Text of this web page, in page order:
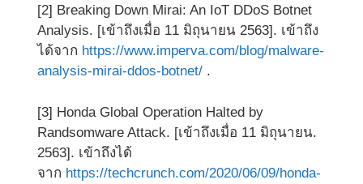
[2] Breaking Down Mirai: An IoT DDoS Botnet
Analysis. [เข้าถึงเมื่อ 11 มิถุนายน 2563]. เข้าถึง
ได้จาก https://www.imperva.com/blog/malware-
analysis-mirai-ddos-botnet/.
[3] Honda Global Operation Halted by
Randsomware Attack. [เข้าถึงเมื่อ 11 มิถุนายน.
2563]. เข้าถึงได้
จาก https://techcrunch.com/2020/06/09/honda-